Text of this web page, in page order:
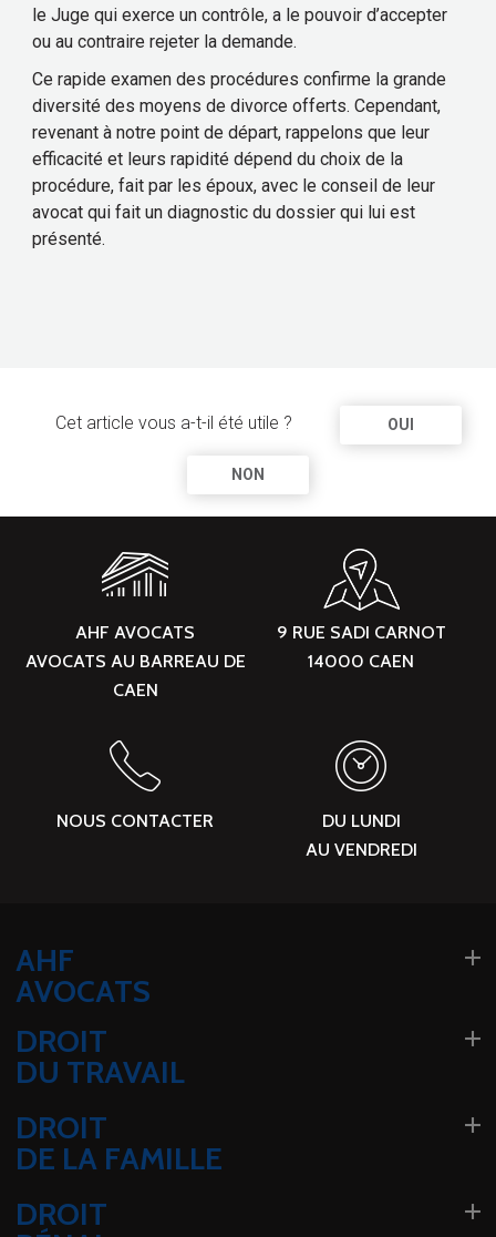
le Juge qui exerce un contrôle, a le pouvoir d’accepter
ou au contraire rejeter la demande.
Ce rapide examen des procédures confirme la grande
diversité des moyens de divorce offerts. Cependant,
revenant à notre point de départ, rappelons que leur
efficacité et leurs rapidité dépend du choix de la
procédure, fait par les époux, avec le conseil de leur
avocat qui fait un diagnostic du dossier qui lui est
présenté.
Cet article vous a-t-il été utile ? OUI
NON
AHF AVOCATS
AVOCATS AU BARREAU DE
CAEN
9 RUE SADI CARNOT
14000 CAEN
NOUS CONTACTER
DU LUNDI
AU VENDREDI
AHF
AVOCATS
DROIT
DU TRAVAIL
DROIT
DE LA FAMILLE
DROIT